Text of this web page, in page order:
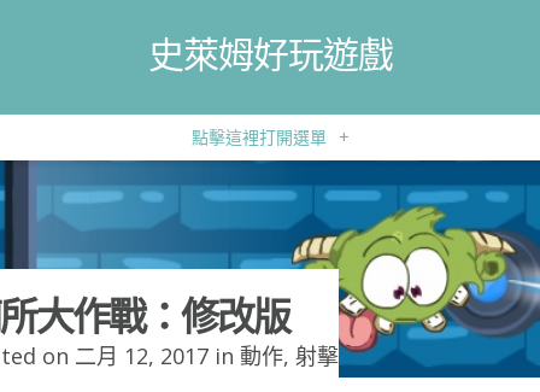
史萊姆好玩遊戲
點擊這裡打開選單 +
大作戰：修改版
on 二月 12, 2017 in 動作, 射擊